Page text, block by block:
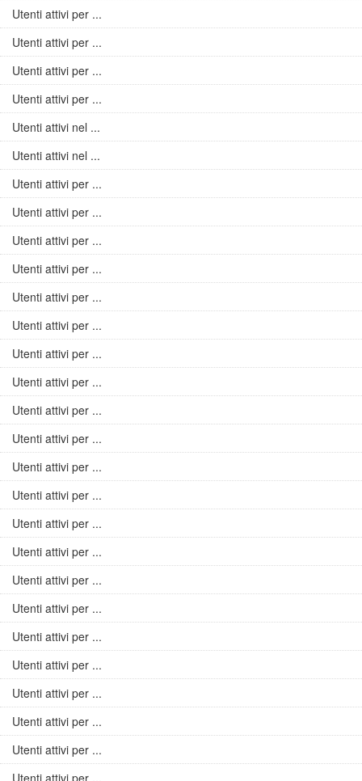
Utenti attivi per ...
Utenti attivi per ...
Utenti attivi per ...
Utenti attivi per ...
Utenti attivi nel ...
Utenti attivi nel ...
Utenti attivi per ...
Utenti attivi per ...
Utenti attivi per ...
Utenti attivi per ...
Utenti attivi per ...
Utenti attivi per ...
Utenti attivi per ...
Utenti attivi per ...
Utenti attivi per ...
Utenti attivi per ...
Utenti attivi per ...
Utenti attivi per ...
Utenti attivi per ...
Utenti attivi per ...
Utenti attivi per ...
Utenti attivi per ...
Utenti attivi per ...
Utenti attivi per ...
Utenti attivi per ...
Utenti attivi per ...
Utenti attivi per ...
Utenti attivi per ...